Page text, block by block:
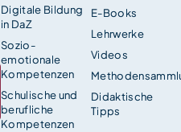
Digitale Bildung
in DaZ
Sozio-
emotionale
Kompetenzen
Schulische und
berufliche
Kompetenzen
E-Books
Lehrwerke
Videos
Didaktische
Tipps